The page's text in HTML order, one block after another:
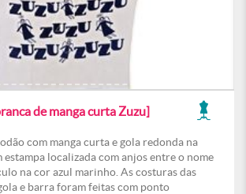
de manga curta Zuzu]
com manga curta e gola redonda na
estampa localizada com anjos entre o nome
na cor azul marinho. As costuras das
e barra foram feitas com ponto